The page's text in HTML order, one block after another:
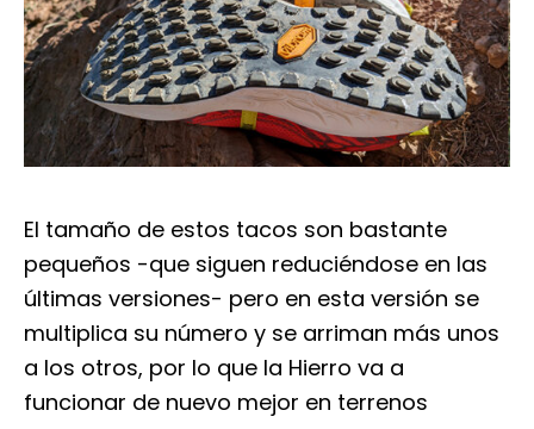
El tamaño de estos tacos son bastante
pequeños -que siguen reduciéndose en las
últimas versiones- pero en esta versión se
multiplica su número y se arriman más unos
a los otros, por lo que la Hierro va a
funcionar de nuevo mejor en terrenos